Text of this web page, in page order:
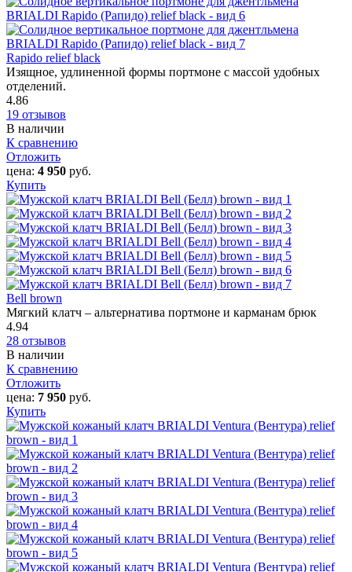
Rapido relief black
Изящное, удлиненной формы портмоне с массой удобных
отделений.
4.86
19 отзывов
В наличии
К сравнению
Отложить
цена: 4 950 руб.
Купить
Bell brown
Мягкий клатч – альтернатива портмоне и карманам брюк
4.94
28 отзывов
В наличии
К сравнению
Отложить
цена: 7 950 руб.
Купить